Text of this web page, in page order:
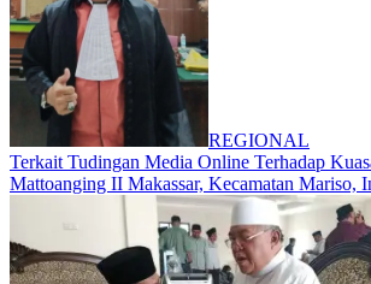
REGIONAL
Terkait Tudingan Media Online Terhadap
Mattoanging II Makassar, Kecamatan Mariso,